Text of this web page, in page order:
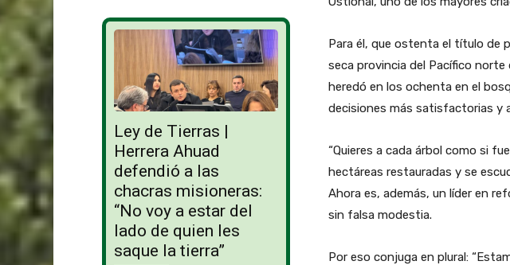
Ley de Tierras |
Herrera Ahuad
defendió a las
chacras misioneras:
“No voy a estar del
lado de quien les
saque la tierra”
Para él, que ostenta el título de
seca provincia del Pacífico
heredó en los ochenta en el
decisiones más satisfactorias y
“Quieres a cada árbol como si
hectáreas restauradas y se
Ahora es, además, un líder en
sin falsa modestia.
Por eso conjuga en plural: